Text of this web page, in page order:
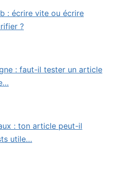
: écrire vite ou écrire
?
: faut-il tester un article
: ton article peut-il
utile…